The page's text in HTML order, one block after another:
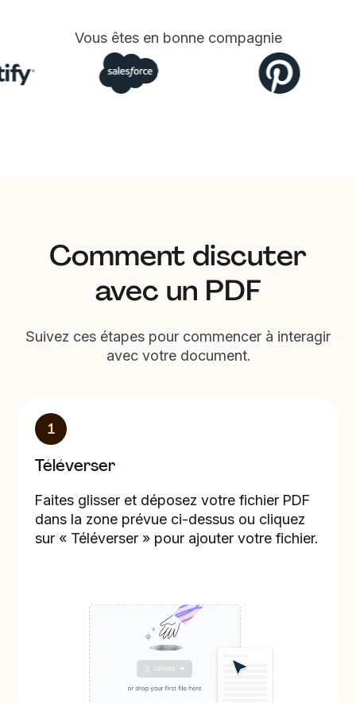
Vous êtes en bonne compagnie
Comment discuter
avec un PDF
Suivez ces étapes pour commencer à interagir
avec votre document.
1
Téléverser
Faites glisser et déposez votre fichier PDF
dans la zone prévue ci-dessus ou cliquez
sur « Téléverser » pour ajouter votre fichier.